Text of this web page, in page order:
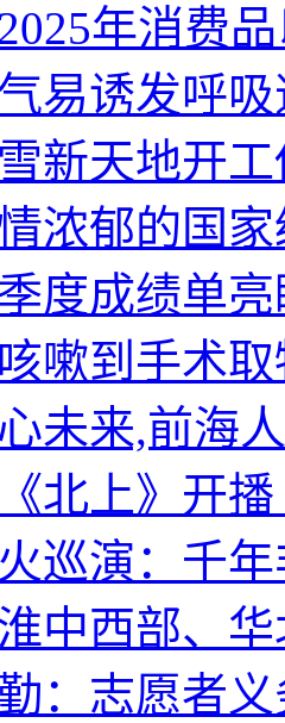
年消费
易诱发呼
新天地开
浓郁的国
度成绩单
嗽到手术
未来,前海
北上》开
巡演：千
中西部、
：志愿者